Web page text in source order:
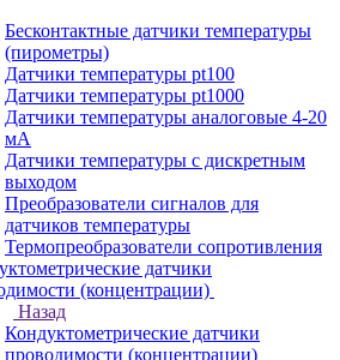
Бесконтактные датчики температуры
(пирометры)
Датчики температуры pt100
Датчики температуры pt1000
Датчики температуры аналоговые 4-20
мА
Датчики температуры с дискретным
выходом
Преобразователи сигналов для
датчиков температуры
Термопреобразователи сопротивления
датчики
(концентрации)
Назад
Кондуктометрические датчики
проводимости (концентрации)